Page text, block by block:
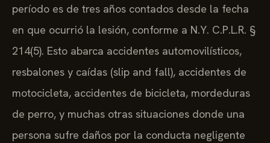
período es de tres años contados desde la fecha
en que ocurrió la lesión, conforme a N.Y. C.P.L.R. §
214(5). Esto abarca accidentes automovilísticos,
resbalones y caídas (slip and fall), accidentes de
motocicleta, accidentes de bicicleta, mordeduras
de perro, y muchas otras situaciones donde una
persona sufre daños por la conducta negligente